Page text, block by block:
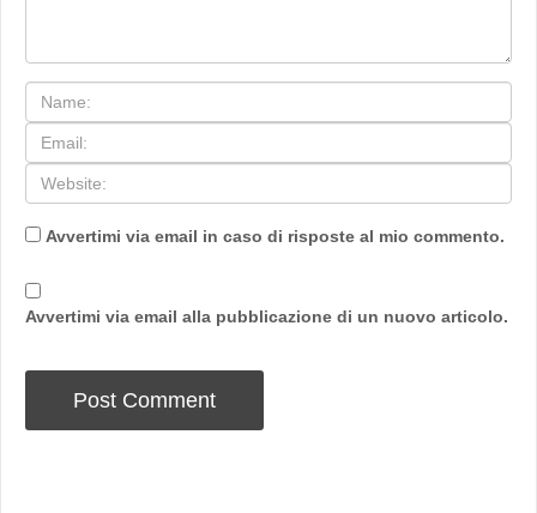
Avvertimi via email in caso di risposte al mio commento.
Avvertimi via email alla pubblicazione di un nuovo articolo.